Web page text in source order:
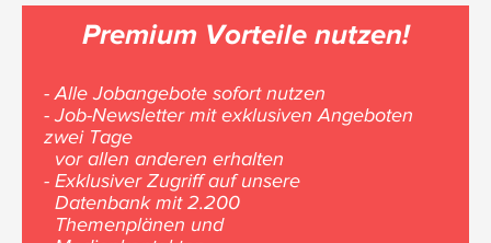
Premium Vorteile nutzen!
- Alle Jobangebote sofort nutzen
- Job-Newsletter mit exklusiven Angeboten
zwei Tage
vor allen anderen erhalten
- Exklusiver Zugriff auf unsere
Datenbank mit 2.200
Themenplänen und